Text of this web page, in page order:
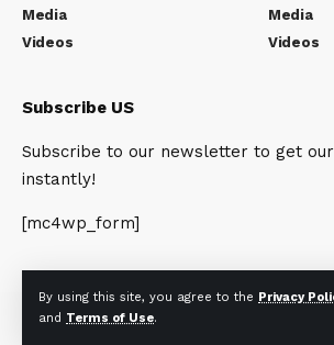
By using this site, you agree to the Privacy
and Terms of Use.
Media
Videos
Media
Videos
Subscribe US
Subscribe to our newsletter to get
instantly!
[mc4wp_form]